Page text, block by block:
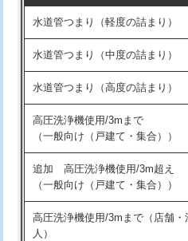
洗面台設置
化粧台設置
追加人工
廃棄・処分
※給水管工事は20mmまでの価格
交換・取付(排水栓・排水トラップ
持込商品取付（混合水栓）
持込商品取付（浄水器・分岐水栓
業）
水道管つまり（軽度の詰まり）
水道管つまり（中度の詰まり）
水道管つまり（高度の詰まり）
高圧洗浄機使用/3mまで
（一般向け（戸建て・集合））
追加 高圧洗浄機使用/3m超え
（一般向け（戸建て・集合））
高圧洗浄機使用/3mまで（店舗・
人）